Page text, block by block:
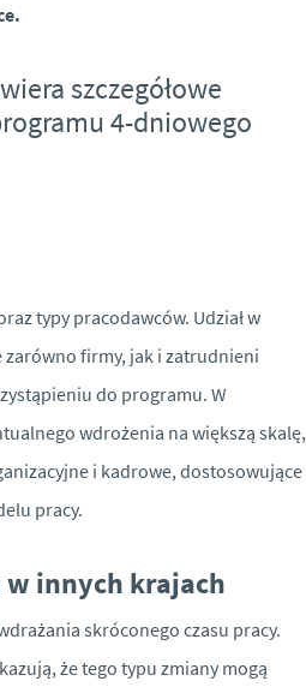
szczegółowe
4-dniowego
typy pracodawców. Udział w
firmy, jak i zatrudnieni
do programu. W
wdrożenia na większą skalę,
i kadrowe, dostosowujące
pracy.
innych krajach
skróconego czasu pracy.
że tego typu zmiany mogą